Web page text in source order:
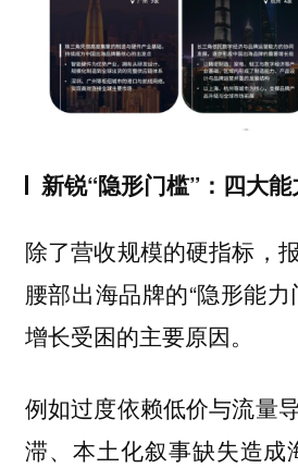
新锐“隐形门槛”：四大
除了营收规模的硬指标，
腰部出海品牌的“隐形能
增长受困的主要原因。
例如过度依赖低价与流量
滞、本土化叙事缺失造成